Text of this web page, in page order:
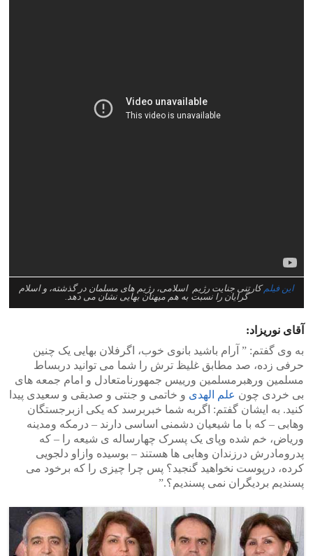
این فیلمکارتنی جنایت رژیم اسلامی، رژیم های مسلمان در گذشته، و اسلام
گرایان را نسبت به هم میهنان بهایی نشان می دهد.
آقای نوریزاد:
‎به وی گفتم: ‫”‬ آرام باشید بانوی خوب، اگرفلان بهایی یک چنین
حرفی زده، صد مطابق غلیظ ترش را شما می توانید دربساط
مسلمین ورهبرمسلمین ورییس جمهورنامتعادل و امام جمعه های
بی خردی چون علم الهدی و خاتمی و جنتی و صدیقی و سعیدی پیدا
کنید. به ایشان گفتم: اگربه شما خبربرسد که یکی ازبرجستگان
وهابی – که با ما شیعیان دشمنی اساسی دارند – درمکه ومدینه
وریاض، خم شده وپای یک پسرک چهارساله ی شیعه را – که
پدرومادرش درزندان وهابی ها هستند – بوسیده وازاو دلجویی
کرده، درپوست نخواهید گنجید؟ پس چرا چیزی را که برخود می
پسندیم بردیگران نمی پسندیم؟‫.”‬